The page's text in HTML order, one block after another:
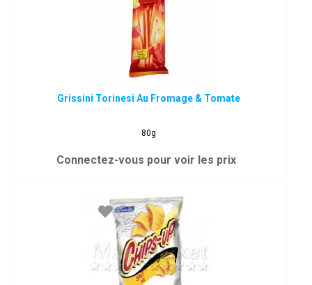
Grissini Torinesi Au Fromage & Tomate
80g
Connectez-vous pour voir les prix